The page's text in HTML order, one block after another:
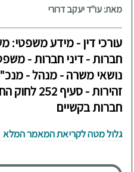
מאת: עו"ד יעקב דרורי
עורכי דין - מידע משפטי:
חברות - דיני חברות -
נושאי משרה - מנהל -
זהירות -
חברות בקשיים
גלול מטה לקריאת המאמר המלא